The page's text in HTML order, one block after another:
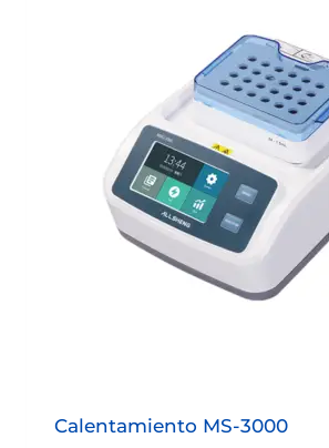
Calentamiento MS-3000